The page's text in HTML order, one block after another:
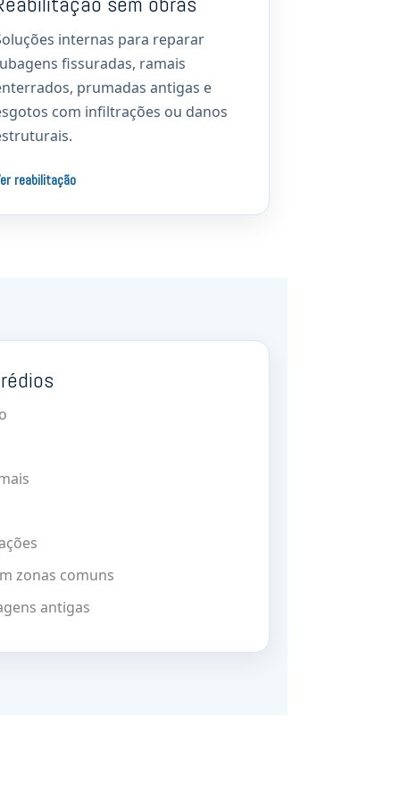
internas para reparar
fissuradas, ramais
prumadas antigas e
com infiltrações ou danos
reabilitação
zonas comuns
antigas